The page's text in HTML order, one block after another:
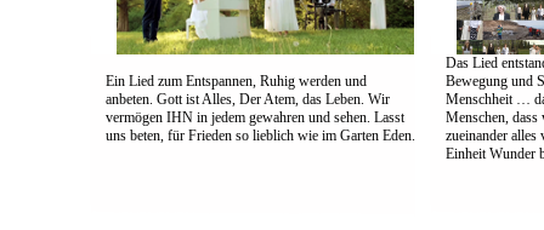
Ein Lied zum Entspannen, Ruhig werden und
anbeten. Gott ist Alles, Der Atem, das Leben. Wir
vermögen IHN in jedem gewahren und sehen. Lasst
uns beten, für Frieden so lieblich wie im Garten Eden.
Das Lied
Bewegung und
Menschheit …
Menschen,
zueinander alles
Einheit Wunder